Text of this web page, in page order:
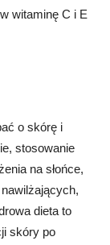
witaminę C i E
o skórę i
stosowanie
na słońce,
dieta to
skóry po